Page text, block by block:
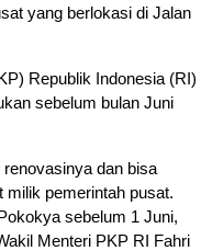
yang berlokasi di Jalan
Republik Indonesia (RI)
sebelum bulan Juni
dan bisa
milik pemerintah pusat.
sebelum 1 Juni,
Menteri PKP RI Fahri